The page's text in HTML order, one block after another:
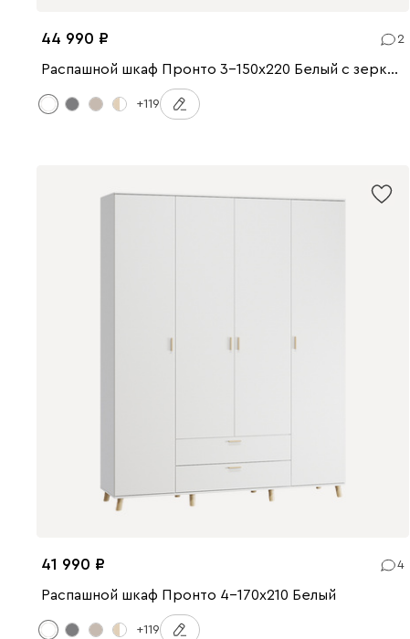
44 990 2
Распашной шкаф Пронто 3-150x220 Белый с зеркалом
+119
41 990 4
Распашной шкаф Пронто 4-170x210 Белый
+119